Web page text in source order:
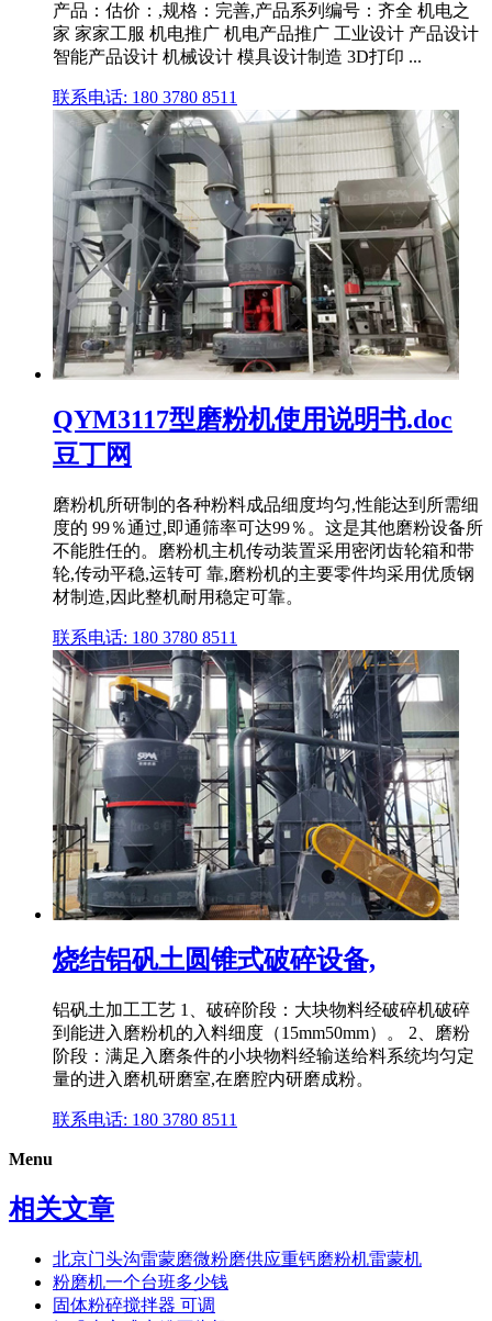
产品：估价：,规格：完善,产品系列编号：齐全 机电之
家 家家工服 机电推广 机电产品推广 工业设计 产品设计
智能产品设计 机械设计 模具设计制造 3D打印 ...
联系电话: 180 3780 8511
QYM3117型磨粉机使用说明书.doc
豆丁网
磨粉机所研制的各种粉料成品细度均匀,性能达到所需细
度的 99％通过,即通筛率可达99％。这是其他磨粉设备所
不能胜任的。磨粉机主机传动装置采用密闭齿轮箱和带
轮,传动平稳,运转可 靠,磨粉机的主要零件均采用优质钢
材制造,因此整机耐用稳定可靠。
联系电话: 180 3780 8511
烧结铝矾土圆锥式破碎设备,
铝矾土加工工艺 1、破碎阶段：大块物料经破碎机破碎
到能进入磨粉机的入料细度（15mm50mm）。 2、磨粉
阶段：满足入磨条件的小块物料经输送给料系统均匀定
量的进入磨机研磨室,在磨腔内研磨成粉。
联系电话: 180 3780 8511
Menu
相关文章
北京门头沟雷蒙磨微粉磨供应重钙磨粉机雷蒙机
粉磨机一个台班多少钱
固体粉碎搅拌器 可调